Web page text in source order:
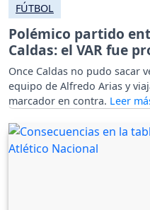
FÚTBOL
Polémico partido
Caldas: el VAR fue
Once Caldas no pudo sacar
equipo de Alfredo Arias y
marcador en contra.